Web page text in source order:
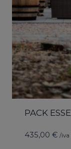
PACK
435,00 € /iva
Ceci